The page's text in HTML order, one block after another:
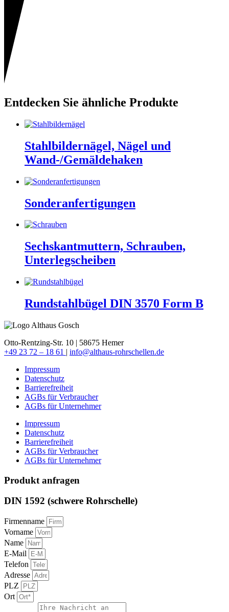
Entdecken Sie ähnliche Produkte
Stahlbildernägel, Nägel und
Wand-/Gemäldehaken
Sonderanfertigungen
Sechskantmuttern, Schrauben,
Unterlegscheiben
Rundstahlbügel DIN 3570 Form B
Otto-Rentzing-Str. 10 | 58675 Hemer
+49 23 72 – 18 61 | info@althaus-rohrschellen.de
Impressum
Datenschutz
Barrierefreiheit
AGBs für Verbraucher
AGBs für Unternehmer
Impressum
Datenschutz
Barrierefreiheit
AGBs für Verbraucher
AGBs für Unternehmer
Produkt anfragen
DIN 1592 (schwere Rohrschelle)
Firmenname
Vorname
Name
E-Mail
Telefon
Adresse
PLZ
Ort